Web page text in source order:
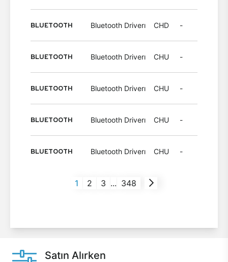
BLUETOOTH Bluetooth Driverı CHD -
BLUETOOTH Bluetooth Driverı CHU -
BLUETOOTH Bluetooth Driverı CHU -
BLUETOOTH Bluetooth Driverı CHU -
BLUETOOTH Bluetooth Driverı CHU -
1 2 3 ... 348
Satın Alırken